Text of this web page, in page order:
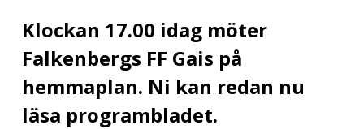
Klockan 17.00 idag möter
Falkenbergs FF Gais på
hemmaplan. Ni kan redan nu
läsa programbladet.